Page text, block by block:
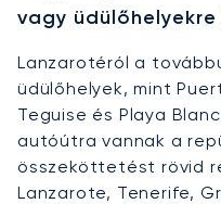
vagy
Lanzarotéról a
üdülőhelyek, mint
Teguise és Playa
autóútra vannak a
összeköttetést rövid
Lanzarote, Tenerife,